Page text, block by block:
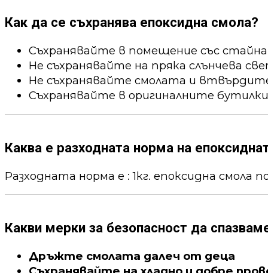
Как да се съхранява епоксидна смола?
Съхранявайте в помещение със
Не съхранявайте на пряка слънчева
Не съхранявайте смолата и
Съхранявайте в оригиналните
Каква е разходната норма на
Разходната норма е : 1кг. епоксидна смола
Какви мерки за безопасност да
Дръжте смолата далеч от деца